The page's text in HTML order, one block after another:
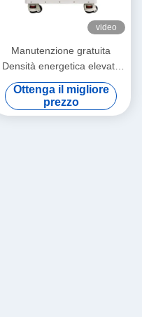
video
Manutenzione gratuita
Densità energetica elevata
Versatilità tutto in un unico
magazzino di energia per la
casa
Ottenga il migliore
prezzo